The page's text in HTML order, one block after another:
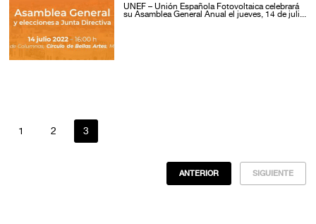
UNEF – Unión Española Fotovoltaica celebrará
su Asamblea General Anual el jueves, 14 de juli...
1 2 3
ANTERIOR SIGUIENTE